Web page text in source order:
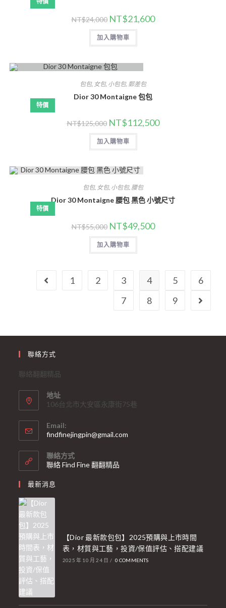
NT$24,000 NT$21,600
加入購物車
特價
包包, 女包, 小包包, 郵差包
Dior 30 Montaigne 包包
NT$125,000 NT$112,500
加入購物車
特價
包包, 女包, 小包包,腰包
Dior 30 Montaigne 腰包 黑色 小號尺寸
NT$55,000 NT$49,500
加入購物車
1 2 3 4 5
6
7
8 9
聯絡方式
聯絡翻翻精品
地址
106台北市大安區永康街75巷
Email:
findfinejingpin@gmail.com
聯絡方式
聯絡 Find Fine 翻翻精品
最新消息
【Dior 最新款包包】2025預購與上市時間
表，材質與工藝，投資/保值評估、搭配建議
2025 年 10 月 24 日 / 0 COMMENTS